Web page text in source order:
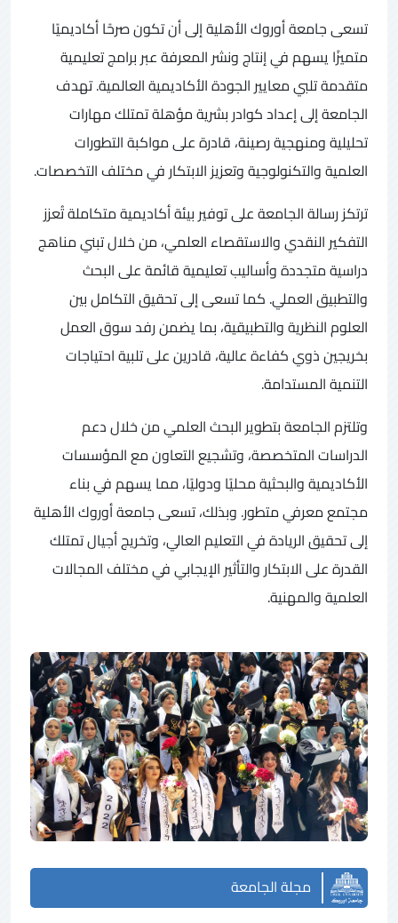
تسعى جامعة أوروك الأهلية إلى أن تكون صرحًا أكاديميًا
متميزًا يسهم في إنتاج ونشر المعرفة عبر برامج تعليمية
متقدمة تلبي معايير الجودة الأكاديمية العالمية. تهدف
الجامعة إلى إعداد كوادر بشرية مؤهلة تمتلك مهارات
تحليلية ومنهجية رصينة، قادرة على مواكبة التطورات
العلمية والتكنولوجية وتعزيز الابتكار في مختلف التخصصات.
ترتكز رسالة الجامعة على توفير بيئة أكاديمية متكاملة تُعزز
التفكير النقدي والاستقصاء العلمي، من خلال تبني مناهج
دراسية متجددة وأساليب تعليمية قائمة على البحث
والتطبيق العملي. كما تسعى إلى تحقيق التكامل بين
العلوم النظرية والتطبيقية، بما يضمن رفد سوق العمل
بخريجين ذوي كفاءة عالية، قادرين على تلبية احتياجات
التنمية المستدامة.
وتلتزم الجامعة بتطوير البحث العلمي من خلال دعم
الدراسات المتخصصة، وتشجيع التعاون مع المؤسسات
الأكاديمية والبحثية محليًا ودوليًا، مما يسهم في بناء
مجتمع معرفي متطور. وبذلك، تسعى جامعة أوروك الأهلية
إلى تحقيق الريادة في التعليم العالي، وتخريج أجيال تمتلك
القدرة على الابتكار والتأثير الإيجابي في مختلف المجالات
العلمية والمهنية.
مجلة الجامعة